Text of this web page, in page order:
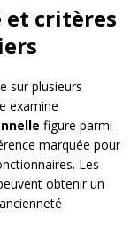
et critères
sur plusieurs
examine
figure parmi
marquée pour
Les
obtenir un